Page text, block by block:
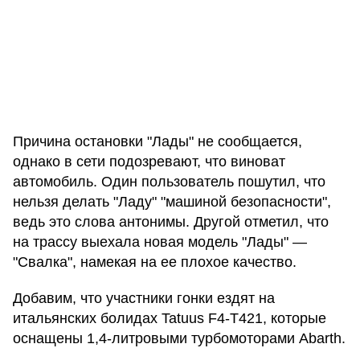
Причина остановки "Лады" не сообщается,
однако в сети подозревают, что виноват
автомобиль. Один пользователь пошутил, что
нельзя делать "Ладу" "машиной безопасности",
ведь это слова антонимы. Другой отметил, что
на трассу выехала новая модель "Лады" —
"Свалка", намекая на ее плохое качество.
Добавим, что участники гонки ездят на
итальянских болидах Tatuus F4-T421, которые
оснащены 1,4-литровыми турбомоторами Abarth.